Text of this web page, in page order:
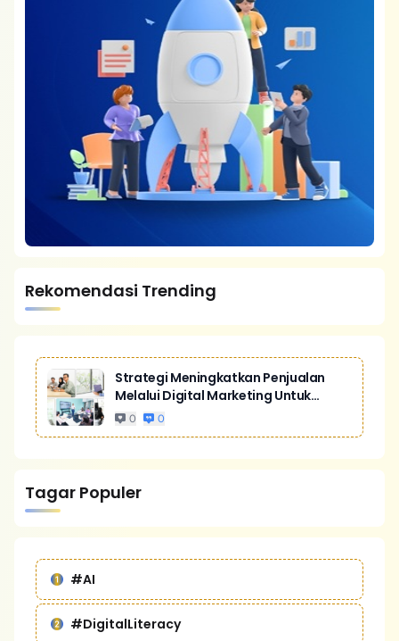
Rekomendasi Trending
Strategi Meningkatkan Penjualan
Melalui Digital Marketing Untuk
Bisnis Yang Lebih Kompetitif
0 0
Tagar Populer
#AI
#DigitalLiteracy